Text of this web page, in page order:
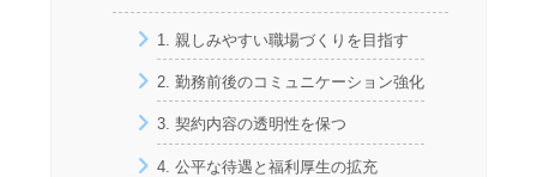
1. 親しみやすい職場づくりを目指す
2. 勤務前後のコミュニケーション強化
3. 契約内容の透明性を保つ
4. 公平な待遇と福利厚生の拡充